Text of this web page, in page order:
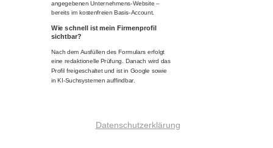
Datenschutzerklärung
angegebenen Unternehmens-Website –
bereits im kostenfreien Basis-Account.
Wie schnell ist mein Firmenprofil
sichtbar?
Nach dem Ausfüllen des Formulars erfolgt
eine redaktionelle Prüfung. Danach wird das
Profil freigeschaltet und ist in Google sowie
in KI-Suchsystemen auffindbar.